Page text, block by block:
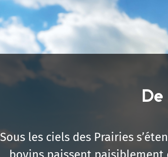
Sous les ciels des Prairies